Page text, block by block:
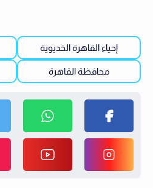
إحياء القاهرة الخديوية
محافظة القاهرة